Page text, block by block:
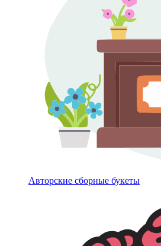
Авторские сборные букеты